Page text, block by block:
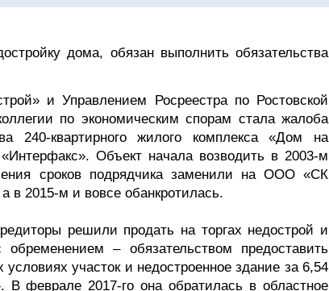
дома, обязан выполнить обязательства
и Управлением Росреестра по Ростовской
по экономическим спорам стала жалоба
240-квартирного жилого комплекса «Дом на
Объект начала возводить в 2003-м
сроков подрядчика заменили на ООО «СК
в 2015-м и вовсе обанкротилась.
решили продать на торгах недострой и
– обязательством предоставить
участок и недостроенное здание за 6,54
В феврале 2017-го она обратилась в областное